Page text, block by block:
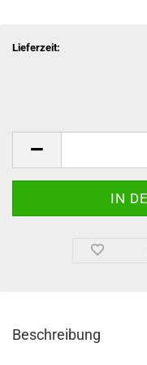
Lieferzeit:
Beschreibung